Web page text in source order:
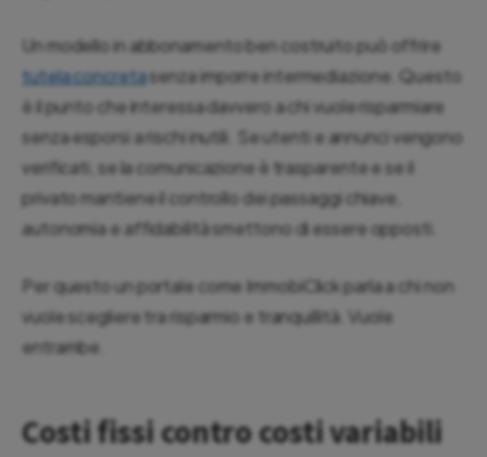
Un modello in abbonamento ben costruito può offrire
tutela concretasenza imporre intermediazione. Questo
è il punto che interessa davvero a chi vuole risparmiare
senza esporsi a rischi inutili. Se utenti e annunci vengono
verificati, se la comunicazione è trasparente e se il
privato mantiene il controllo dei passaggi chiave,
autonomia e affidabilità smettono di essere opposti.
Per questo un portale come ImmobiClick parla a chi non
vuole scegliere tra risparmio e tranquillità. Vuole
entrambe.
Costi fissi contro costi variabili